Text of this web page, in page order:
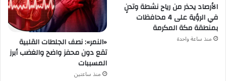
الأرصاد يحذر من رياح نشطة وتدنٍ
في الرؤية على 4 محافظات
بمنطقة مكة المكرمة
منذ ساعة واحدة
«النمر»: نصف الجلطات القلبية
تقع دون محفز واضح والغضب أبرز
المسببات
منذ ساعتين